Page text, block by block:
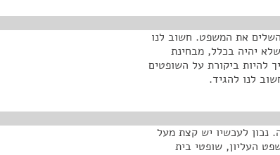
את המשפט. חשוב לנו
יהיה בכלל, מבחינת
להיות ביקורת על השופטים
לנו להגיד.
בערך בכ-1,000 תלונות בשנה. נכון לעכשיו יש קצת מעל
העליון, שופטי בית